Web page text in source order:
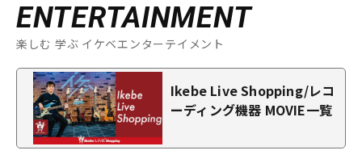
ENTERTAINMENT
楽しむ 学ぶ イケベエンターテイメント
Ikebe Live Shopping/レコ
ーディング機器 MOVIE一覧